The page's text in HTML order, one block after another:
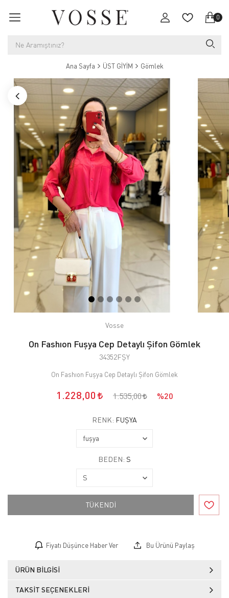
0
Ana Sayfa ÜST GİYİM Gömlek
Vosse
On Fashıon Fuşya Cep Detaylı Şifon Gömlek
34352FŞY
On Fashıon Fuşya Cep Detaylı Şifon Gömlek
1.228,00 1.535,00 %20
RENK: FUŞYA
BEDEN: S
TÜKENDİ
Fiyatı Düşünce Haber Ver Bu Ürünü Paylaş
ÜRÜN BILGISI
TAKSIT SEÇENEKLERI